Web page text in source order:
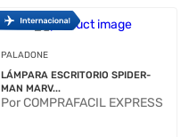
PALADONE
LÁMPARA ESCRITORIO SPIDER-
MAN MARV...
Por COMPRAFACIL EXPRESS